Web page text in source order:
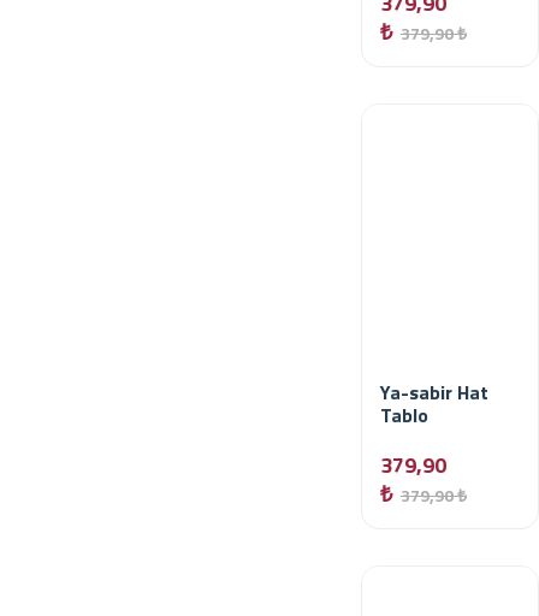
₺ 379,90 ₺
Ya-sabir Hat
Tablo
379,90
₺ 379,90 ₺